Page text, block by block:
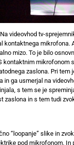
videovhod tv-
kontaktnega mikrofona.
mizo. To je bilo
kontaktnim mikrofonom
zaslona. Pri tem
in ga usmerjal na
s tem se je
zaslona in s tem tudi
“loopanje” slike in
pod mikrofonom. In